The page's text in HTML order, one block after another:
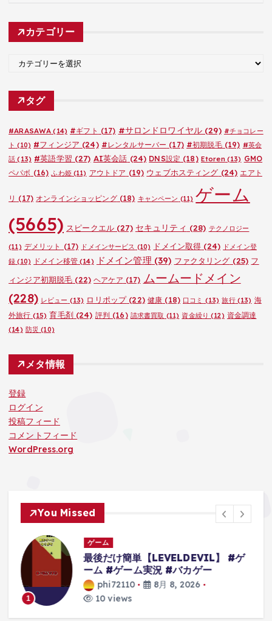
カ
カテゴリー
ゴ
タグ
#ARASAWA (14) #ギフト (17) #サロンドロワイヤル(29) #チョコレー
ト (10) #フィンジア (24) #レンタルサーバー (17) #初期脱毛(19) #英会
話 (13) #英語学習 (27) AI英会話 (24) DNS設定 (18) Etoren(13) GMO
ペパボ (16) ふわ姫(11) アウトドア (19) ウェブホスティング (24) エアト
リ (17) オンラインショッピング(18) キャンペーン (11) ゲーム
(5665) スピークエル(27) セキュリティ (28) テクノロジー
(11) デメリット (17) ドメインサービス (10) ドメイン取得 (24) ドメイン登
録 (10) ドメイン移管(14) ドメイン管理 (39) ファクタリング (25) フ
ィンジア初期脱毛 (22) ヘアケア (17) ムームードメイン
(228) レビュー (13) ロリポップ(22) 健康 (18) 口コミ (13) 旅行(13) 海
外旅行 (15) 育毛剤(24) 評判 (16) 請求書買取 (11) 資金繰り (12) 資金調達
(14) 防災 (10)
メタ情報
登録
ログイン
投稿フィード
コメントフィード
WordPress.org
You Missed
1
ゲーム
最後だけ簡単【LEVELDEVIL】 #ゲ
ーム #ゲーム実況 #バカゲー
phi72110
8月 8, 2026
10 views